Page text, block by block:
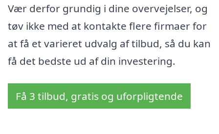
Vær derfor grundig i dine overvejelser, og
tøv ikke med at kontakte flere firmaer for
at få et varieret udvalg af tilbud, så du kan
få det bedste ud af din investering.
Få 3 tilbud, gratis og uforpligtende